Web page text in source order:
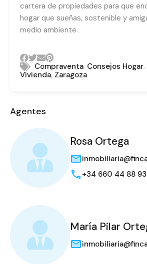
cartera de propiedades para que
hogar que sueñas, sostenible y
medio ambiente.
Compraventa, Consejos Hogar,
Vivienda, Zaragoza
Agentes
Rosa Ortega
+34 660 44 88 93
María Pilar